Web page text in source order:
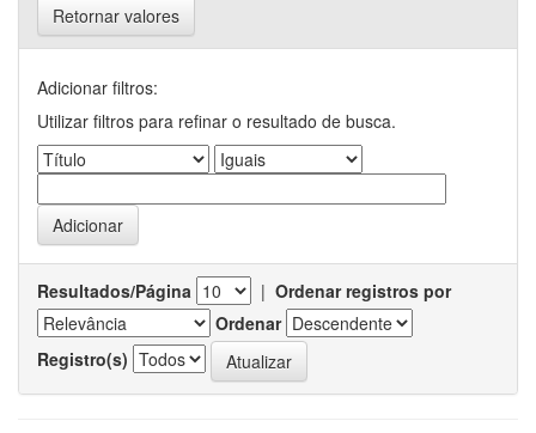
Retornar valores
Adicionar filtros:
Utilizar filtros para refinar o resultado de busca.
Resultados/Página | Ordenar registros por
Ordenar
Registro(s)